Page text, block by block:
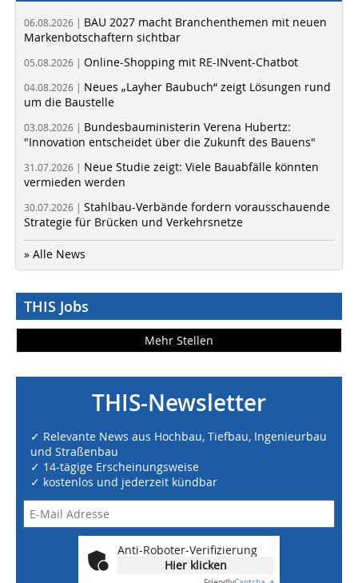
06.08.2026 | BAU 2027 macht Branchenthemen mit neuen
Markenbotschaftern sichtbar
05.08.2026 | Online-Shopping mit RE-INvent-Chatbot
04.08.2026 | Neues „Layher Baubuch“ zeigt Lösungen rund
um die Baustelle
03.08.2026 | Bundesbauministerin Verena Hubertz:
"Innovation entscheidet über die Zukunft des Bauens"
31.07.2026 | Neue Studie zeigt: Viele Bauabfälle könnten
vermieden werden
30.07.2026 | Stahlbau-Verbände fordern vorausschauende
Strategie für Brücken und Verkehrsnetze
» Alle News
THIS Jobs
Mehr Stellen
THIS-Newsletter
✓ Relevante News aus Hochbau, Tiefbau, Ingenieurbau
und Straßenbau
✓ 14-tägige Erscheinungsweise
✓ kostenlos und jederzeit kündbar
Anti-Roboter-Verifizierung
Hier klicken